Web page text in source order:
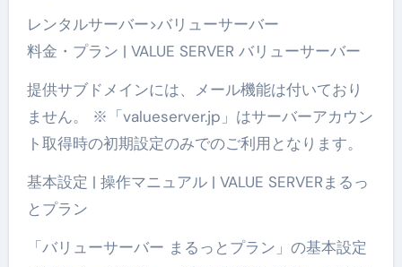
レンタルサーバー>バリューサーバー
料金・プラン | VALUE SERVER バリューサーバー
提供サブドメインには、メール機能は付いており
ません。 ※「valueserver.jp」はサーバーアカウン
ト取得時の初期設定のみでのご利用となります。
基本設定 | 操作マニュアル | VALUE SERVERまるっ
とプラン
「バリューサーバー まるっとプラン」の基本設定